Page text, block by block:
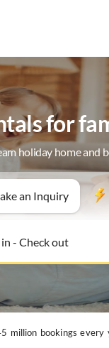
for
holiday home and
an Inquiry
- Check out
million bookings every